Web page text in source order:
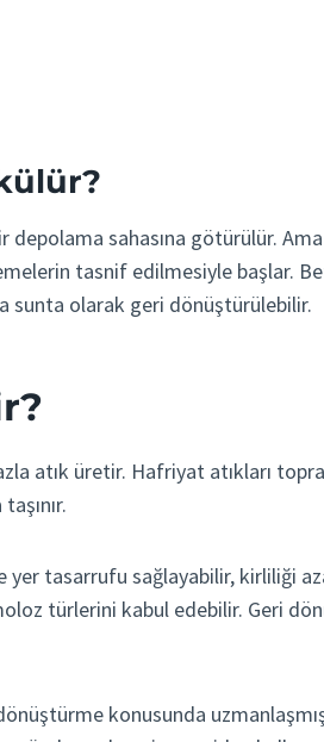
depolama sahasına götürülür.
tasnif edilmesiyle başlar.
sunta olarak geri dönüştürülebilir.
atık üretir. Hafriyat atıkları
tasarrufu sağlayabilir, kirliliği
türlerini kabul edebilir. Geri
konusunda